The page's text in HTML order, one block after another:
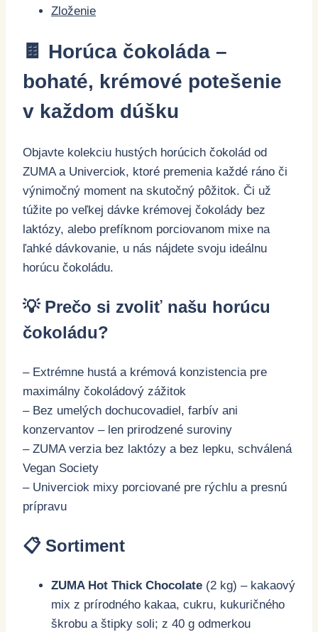
Zloženie
🍫 Horúca čokoláda –
bohaté, krémové potešenie
v každom dúšku
Objavte kolekciu hustých horúcich čokolád od
ZUMA a Univerciok, ktoré premenia každé ráno či
výnimočný moment na skutočný pôžitok. Či už
túžite po veľkej dávke krémovej čokolády bez
laktózy, alebo prefíknom porciovanom mixe na
ľahké dávkovanie, u nás nájdete svoju ideálnu
horúcu čokoládu.
💡 Prečo si zvoliť našu horúcu
čokoládu?
– Extrémne hustá a krémová konzistencia pre
maximálny čokoládový zážitok
– Bez umelých dochucovadiel, farbív ani
konzervantov – len prirodzené suroviny
– ZUMA verzia bez laktózy a bez lepku, schválená
Vegan Society
– Univerciok mixy porciované pre rýchlu a presnú
prípravu
📋 Sortiment
ZUMA Hot Thick Chocolate (2 kg) – kakaový
mix z prírodného kakaa, cukru, kukuričného
škrobu a štipky soli; z 40 g odmerkou